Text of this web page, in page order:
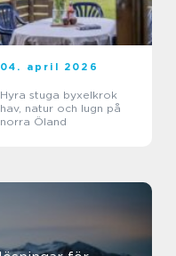
04. april 2026
Hyra stuga byxelkrok
hav, natur och lugn på
norra Öland